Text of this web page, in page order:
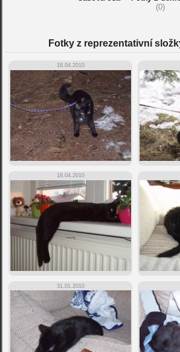
(0)
Fotky z reprezentativní
18.04.2010
18.04.2010
31.01.2010